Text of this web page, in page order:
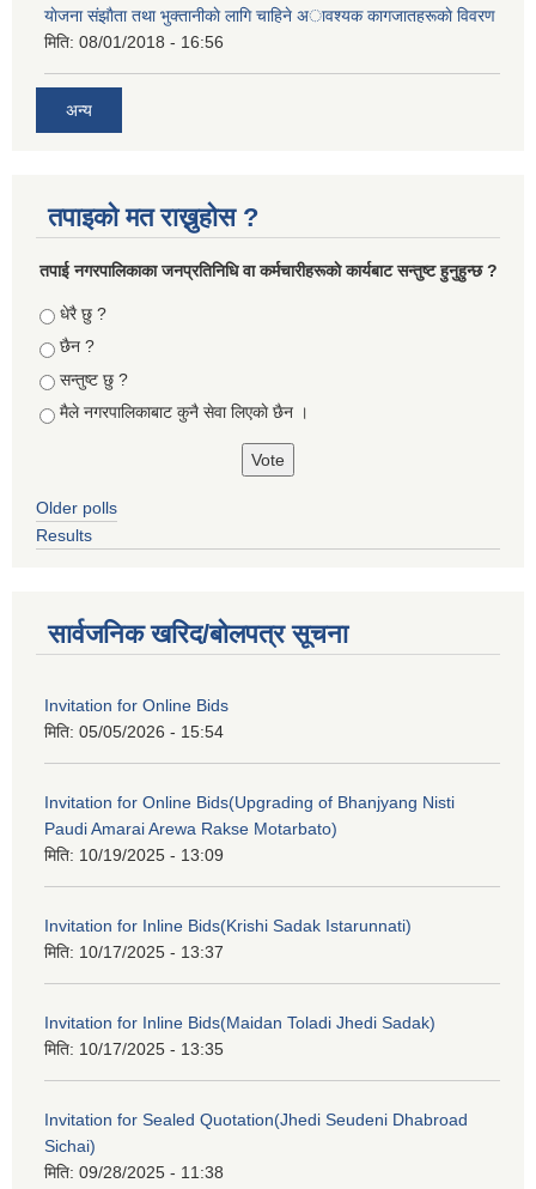
याेजना संझाैता तथा भुक्तानीकाे लागि चाहिने अावश्यक कागजातहरूकाे विवरण
मिति: 08/01/2018 - 16:56
अन्य
तपाइको मत राख्नुहोस ?
तपा‌ई नगरपालिकाका जनप्रतिनिधि वा कर्मचारीहरूकाे कार्यबाट सन्तुष्ट हुनुहुन्छ ?
Choices
धेरै छु ?
छैन ?
सन्तुष्ट छु ?
मैले नगरपालिकाबाट कुनै सेवा लिएकाे छैन ।
Older polls
Results
सार्वजनिक खरिद/बोलपत्र सूचना
Invitation for Online Bids
मिति: 05/05/2026 - 15:54
Invitation for Online Bids(Upgrading of Bhanjyang Nisti
Paudi Amarai Arewa Rakse Motarbato)
मिति: 10/19/2025 - 13:09
Invitation for Inline Bids(Krishi Sadak Istarunnati)
मिति: 10/17/2025 - 13:37
Invitation for Inline Bids(Maidan Toladi Jhedi Sadak)
मिति: 10/17/2025 - 13:35
Invitation for Sealed Quotation(Jhedi Seudeni Dhabroad
Sichai)
मिति: 09/28/2025 - 11:38